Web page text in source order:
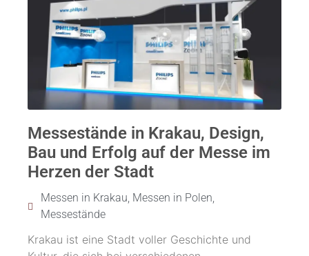
Messestände in Krakau, Design,
Bau und Erfolg auf der Messe im
Herzen der Stadt
Messen in Krakau, Messen in Polen,
Messestände
Krakau ist eine Stadt voller Geschichte und